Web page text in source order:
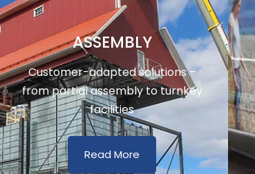
ASSEMBLY
Customer-adapted solutions –
from partial assembly to turnkey
facilities
Read More